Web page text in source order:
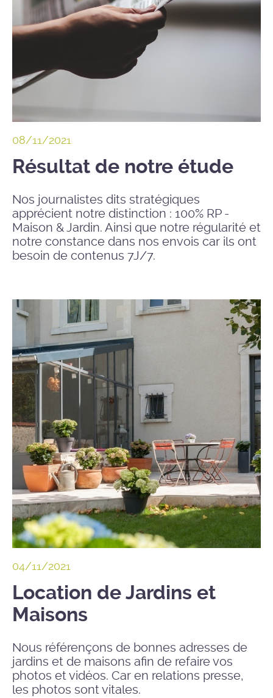
08/11/2021
Résultat de notre étude
Nos journalistes dits stratégiques
apprécient notre distinction : 100% RP -
Maison & Jardin. Ainsi que notre régularité et
notre constance dans nos envois car ils ont
besoin de contenus 7J/7.
04/11/2021
Location de Jardins et
Maisons
Nous référençons de bonnes adresses de
jardins et de maisons afin de refaire vos
photos et vidéos. Car en relations presse,
les photos sont vitales.